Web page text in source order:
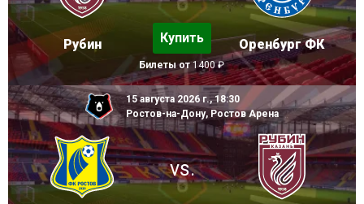
Рубин Купить
Билеты от1400 ₽
Оренбург ФК
15 августа 2026 г., 18:30
Ростов-на-Дону, Ростов Арена
vs.